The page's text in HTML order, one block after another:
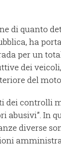
di quanto
ha
per un
dei
del
dei controlli
In
diverse